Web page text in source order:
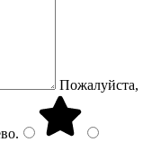
Пожалуйста,
.